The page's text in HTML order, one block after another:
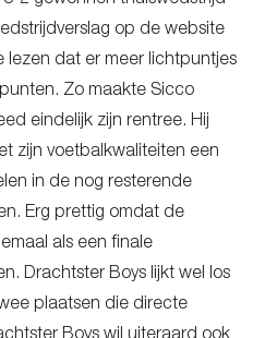
op de website
lezen dat er meer lichtpuntjes
Zo maakte Sicco
eindelijk zijn rentree. Hij
zijn voetbalkwaliteiten een
in de nog resterende
Erg prettig omdat de
als een finale
Drachtster Boys lijkt wel los
plaatsen die directe